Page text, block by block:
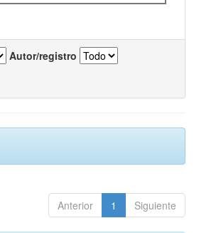
Autor/registro
Anterior 1 Siguiente